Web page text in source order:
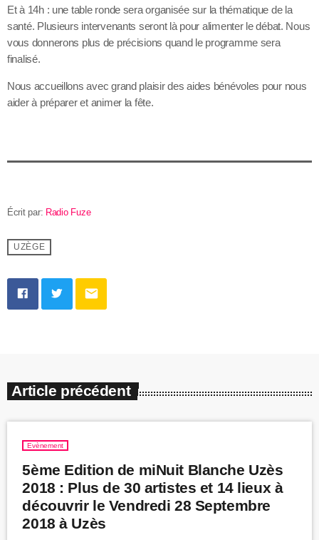
Et à 14h : une table ronde sera organisée sur la thématique de la
santé. Plusieurs intervenants seront là pour alimenter le débat. Nous
vous donnerons plus de précisions quand le programme sera
finalisé.
Nous accueillons avec grand plaisir des aides bénévoles pour nous
aider à préparer et animer la fête.
Écrit par: Radio Fuze
UZÈGE
email
Article précédent
Evènement
5ème Edition de miNuit Blanche Uzès
2018 : Plus de 30 artistes et 14 lieux à
découvrir le Vendredi 28 Septembre
2018 à Uzès